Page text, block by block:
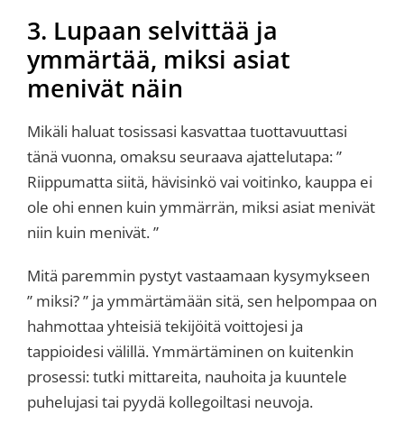
3. Lupaan selvittää ja
ymmärtää, miksi asiat
menivät näin
Mikäli haluat tosissasi kasvattaa tuottavuuttasi
tänä vuonna, omaksu seuraava ajattelutapa: ”
Riippumatta siitä, hävisinkö vai voitinko, kauppa ei
ole ohi ennen kuin ymmärrän, miksi asiat menivät
niin kuin menivät. ”
Mitä paremmin pystyt vastaamaan kysymykseen
” miksi? ” ja ymmärtämään sitä, sen helpompaa on
hahmottaa yhteisiä tekijöitä voittojesi ja
tappioidesi välillä. Ymmärtäminen on kuitenkin
prosessi: tutki mittareita, nauhoita ja kuuntele
puhelujasi tai pyydä kollegoiltasi neuvoja.